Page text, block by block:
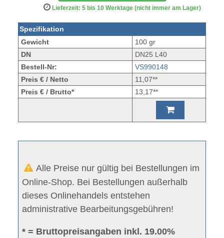
Lieferzeit: 5 bis 10 Werktage (nicht immer am Lager)
Spezifikation
Gewicht
100 gr
DN
DN25 L40
Bestell-Nr:
VS990148
Preis € / Netto
11,07**
Preis € / Brutto*
13,17**
Alle Preise nur gültig bei Bestellungen im
Online-Shop. Bei Bestellungen außerhalb
dieses Onlinehandels entstehen
administrative Bearbeitungsgebühren!
* = Bruttopreisangaben inkl. 19.00%